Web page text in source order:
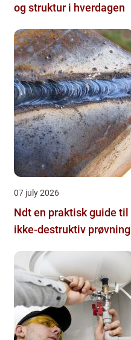
og struktur i hverdagen
07 july 2026
Ndt en praktisk guide til
ikke-destruktiv prøvning